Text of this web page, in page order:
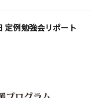
定例勉強会リポート